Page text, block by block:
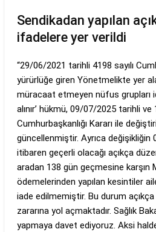
Sendikadan yapılan
ifadelere yer verildi
“29/06/2021 tarihli 4198 sayılı
yürürlüğe giren Yönetmelikte yer
müracaat etmeyen nüfus grupları
alınır’ hükmü, 09/07/2025 tarihli ve
Cumhurbaşkanlığı Kararı ile
güncellenmiştir. Ayrıca
itibaren geçerli olacağı açıkça
aradan 138 gün geçmesine karşın
ödemelerinden yapılan kesintiler
iade edilmemiştir. Bu durum açıkça
zararına yol açmaktadır. Sağlık
yapmaya davet ediyoruz. Aksi